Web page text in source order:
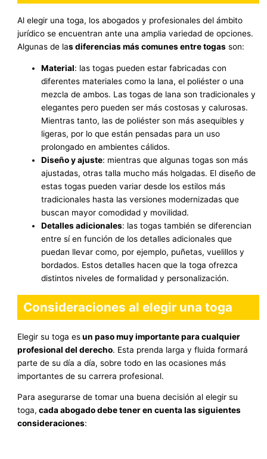
Al elegir una toga, los abogados y profesionales del ámbito
jurídico se encuentran ante una amplia variedad de opciones.
Algunas de las diferencias más comunes entre togas son:
Material: las togas pueden estar fabricadas con
diferentes materiales como la lana, el poliéster o una
mezcla de ambos. Las togas de lana son tradicionales y
elegantes pero pueden ser más costosas y calurosas.
Mientras tanto, las de poliéster son más asequibles y
ligeras, por lo que están pensadas para un uso
prolongado en ambientes cálidos.
Diseño y ajuste: mientras que algunas togas son más
ajustadas, otras talla mucho más holgadas. El diseño de
estas togas pueden variar desde los estilos más
tradicionales hasta las versiones modernizadas que
buscan mayor comodidad y movilidad.
Detalles adicionales: las togas también se diferencian
entre sí en función de los detalles adicionales que
puedan llevar como, por ejemplo, puñetas, vuelillos y
bordados. Estos detalles hacen que la toga ofrezca
distintos niveles de formalidad y personalización.
Consideraciones al elegir una toga
Elegir su toga esun paso muy importante para cualquier
profesional del derecho. Esta prenda larga y fluida formará
parte de su día a día, sobre todo en las ocasiones más
importantes de su carrera profesional.
Para asegurarse de tomar una buena decisión al elegir su
toga, cada abogado debe tener en cuenta las siguientes
consideraciones: